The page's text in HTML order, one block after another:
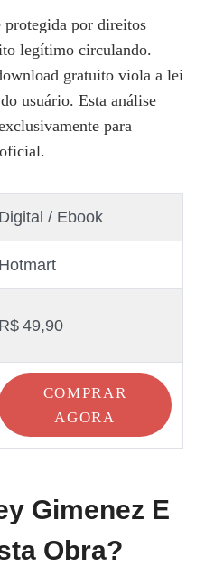
protegida por direitos
legítimo circulando.
gratuito viola a lei
usuário. Esta análise
para
Digital / Ebook
Hotmart
R$ 49,90
COMPRAR
AGORA
Gimenez E
Obra?